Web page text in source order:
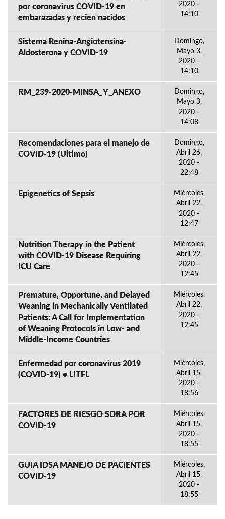
por coronavirus COVID-19 en
embarazadas y recien nacidos
2020 -
14:10
Sistema Renina-Angiotensina-
Aldosterona y COVID-19
Domingo,
Mayo 3,
2020 -
14:10
RM_239-2020-MINSA_Y_ANEXO
Domingo,
Mayo 3,
2020 -
14:08
Recomendaciones para el manejo de
COVID-19 (Ultimo)
Domingo,
Abril 26,
2020 -
22:48
Epigenetics of Sepsis
Miércoles,
Abril 22,
2020 -
12:47
Nutrition Therapy in the Patient
with COVID-19 Disease Requiring
ICU Care
Miércoles,
Abril 22,
2020 -
12:45
Premature, Opportune, and Delayed
Weaning in Mechanically Ventilated
Patients: A Call for Implementation
of Weaning Protocols in Low- and
Middle-Income Countries
Miércoles,
Abril 22,
2020 -
12:45
Enfermedad por coronavirus 2019
(COVID-19) • LITFL
Miércoles,
Abril 15,
2020 -
18:56
FACTORES DE RIESGO SDRA POR
COVID-19
Miércoles,
Abril 15,
2020 -
18:55
GUIA IDSA MANEJO DE PACIENTES
COVID-19
Miércoles,
Abril 15,
2020 -
18:55